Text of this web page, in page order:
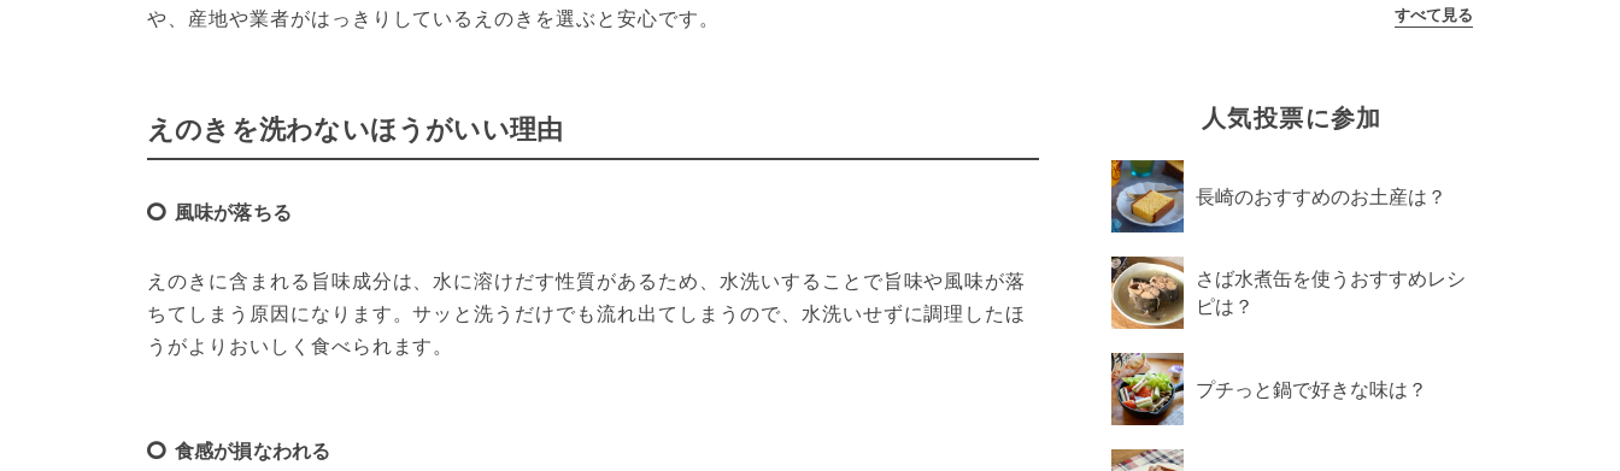
や、産地や業者がはっきりしているえのきを選ぶと安心です。
えのきを洗わないほうがいい理由
風味が落ちる
えのきに含まれる旨味成分は、水に溶けだす性質があるため、水洗いすることで旨味や風味が落
ちてしまう原因になります。サッと洗うだけでも流れ出てしまうので、水洗いせずに調理したほ
うがよりおいしく食べられます。
食感が損なわれる
すべて見る
人気投票に参加
長崎のおすすめのお土産は？
さば水煮缶を使うおすすめレシ
ピは？
プチっと鍋で好きな味は？